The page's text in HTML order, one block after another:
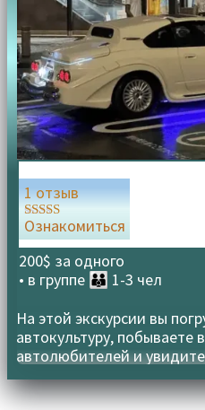
200$ за одного
• в группе 👪 1-3 чел
1 отзыв
Оценка
5.00
из 5
Ознакомиться
На этой экскурсии вы
автокультуру, побываете
автолюбителей и
JDM